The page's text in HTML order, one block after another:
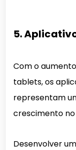
5.
Com o
tablets, os
representam
crescimento
Desenvolver